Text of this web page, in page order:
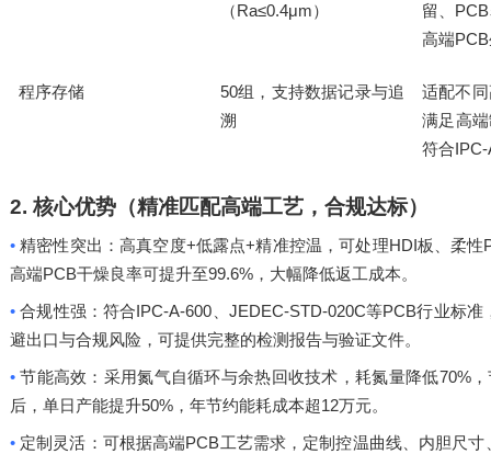
（Ra≤0.4μm）
留、 PCB
高端PCB
程序存储 50组，支持数据记录与追
溯
适配不
满足高
符合
2.核心优势（精准匹配高端工艺，合规达标）
•精密性突出：高真空度+低露点+精准控温，可处理HDI板、柔性
高端PCB干燥良率可提升至99.6%，大幅降低返工成本。
•合规性强：符合IPC-A-600 JEDEC-STD-020C等PCB行业标准
避出口与合规风险，可提供完整的检测报告与验证文件。
•节能高效：采用氮气自循环与余热回收技术，耗氮量降低70%，
后，单日产能提升50%，年节约能耗成本超12万元。
• 定制灵活：可根据高端PCB工艺需求，定制控温曲线、内胆尺